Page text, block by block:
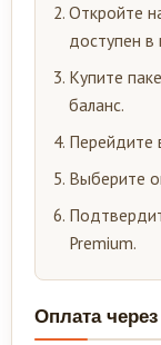
Откройте
доступен в
Купите
баланс.
Перейдите
Выберите
Premium.
Оплата